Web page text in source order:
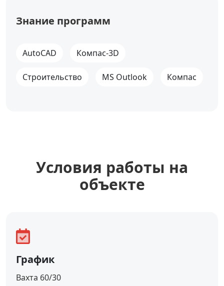
Знание программ
AutoCAD Компас-3D
Строительство MS Outlook Компас
Уcловия работы на
объекте
График
Вахта 60/30